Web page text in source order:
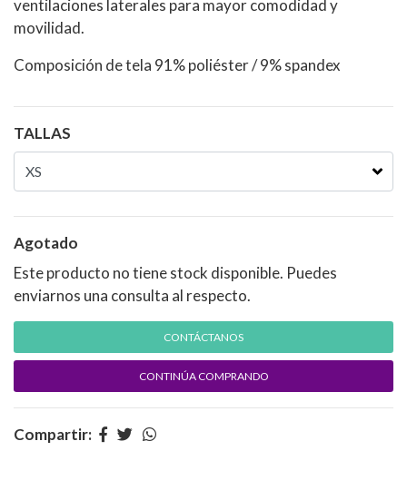
ventilaciones laterales para mayor comodidad y
movilidad.
Composición de tela 91% poliéster / 9% spandex
TALLAS
Agotado
Este producto no tiene stock disponible. Puedes
enviarnos una consulta al respecto.
CONTÁCTANOS
CONTINÚA COMPRANDO
Compartir: